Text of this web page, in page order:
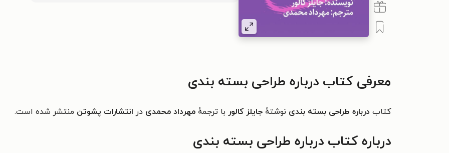
معرفی کتاب درباره طراحی بسته بندی
کتاب درباره طراحی بسته بندی نوشتهٔ جایلز کالور با ترجمهٔ مهرداد محمدی در انتشارات پشوتن منتشر شده است.
درباره کتاب درباره طراحی بسته بندی